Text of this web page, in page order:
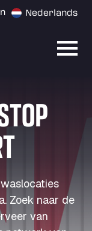
Nederlands
Zoek naar de
van